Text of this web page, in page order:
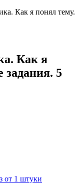
Как я понял тему.
Как я
задания. 5
от 1 штуки